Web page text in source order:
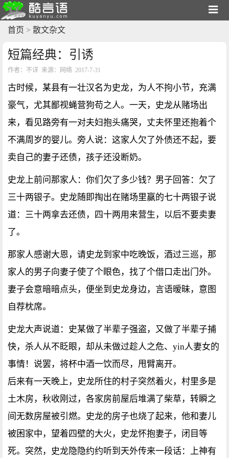
首页 > 散文杂文
短篇经典：引诱
作者：不详 来源：网络 2017-7-31
古时候，某县有一壮汉名为史龙，为人不拘小节，充满
豪气，尤其鄙视蝇营狗苟之人。一天，史龙从赌场出
来，看见路旁有一对夫妇抱头痛哭，丈夫怀里还抱着个
不满周岁的婴儿。旁人说：这家人欠了外债还不起，要
卖自己的妻子还债，孩子还没断奶。
史龙上前问那家人：你们欠了多少钱？男子回答：欠了
三十两银子。史龙随即掏出在赌场里赢的七十两银子说
道：三十两拿去还债，四十两用来营生，以后不要卖妻
了。
那家人感谢大恩，请史龙到家中吃晚饭，酒过三巡，那
家人的男子向妻子使了个眼色，找了个借口走出门外。
妻子会意暗暗点头，便坐到史龙身边，言语暧昧，意图
自荐枕席。
史龙大声说道：史某做了半辈子强盗，又做了半辈子捕
快，杀人从不眨眼，却从未做过趁人之危、yin人妻女的
事情！说罢，将杯中酒一饮而尽，甩臂离开。
后来有一天晚上，史龙所住的村子突然着火，村里多是
土木房，秋收刚过，各家房前屋后堆满了柴草，转瞬之
间无数房屋被引燃。史龙的房子也烧了起来，他和妻儿
被困家中，望着四壁的大火，史龙怀抱妻子，闭目等
死。突然，史龙隐隐约约听到天外传来一段话：上神有